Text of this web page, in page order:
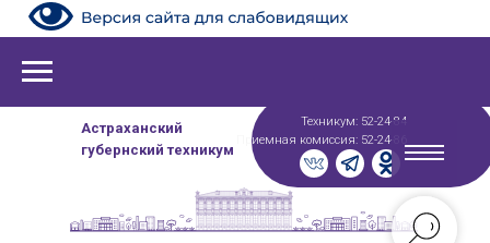
Астраханский
губернский техникум
Техникум: 52-24-84
Приемная комиссия: 52-24-86